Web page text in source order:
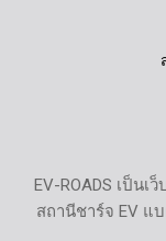
EV-ROADS เป็น
สถานีชาร์จ EV แ